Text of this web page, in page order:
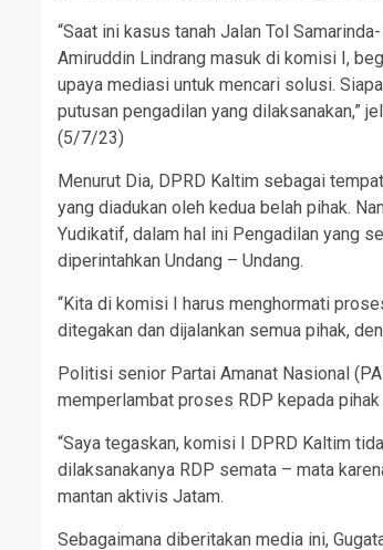
“Saat ini kasus tanah Jalan Tol
Amiruddin Lindrang masuk di komisi I,
upaya mediasi untuk mencari solusi.
putusan pengadilan yang dilaksanakan,”
(5/7/23)
Menurut Dia, DPRD Kaltim sebagai
yang diadukan oleh kedua belah pihak.
Yudikatif, dalam hal ini Pengadilan yang
diperintahkan Undang – Undang.
“Kita di komisi I harus menghormati
ditegakan dan dijalankan semua pihak,
Politisi senior Partai Amanat Nasional
memperlambat proses RDP kepada pihak
“Saya tegaskan, komisi I DPRD Kaltim
dilaksanakanya RDP semata – mata
mantan aktivis Jatam.
Sebagaimana diberitakan media ini,